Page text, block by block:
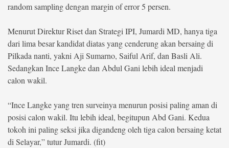
random sampling dengan margin of error 5 persen.
Menurut Direktur Riset dan Strategi IPI, Jumardi MD, hanya tiga
dari lima besar kandidat diatas yang cenderung akan bersaing di
Pilkada nanti, yakni Aji Sumarno, Saiful Arif, dan Basli Ali.
Sedangkan Ince Langke dan Abdul Gani lebih ideal menjadi
calon wakil.
“Ince Langke yang tren surveinya menurun posisi paling aman di
posisi calon wakil. Itu lebih ideal, begitupun Abd Gani. Kedua
tokoh ini paling seksi jika digandeng oleh tiga calon bersaing ketat
di Selayar,” tutur Jumardi. (fit)